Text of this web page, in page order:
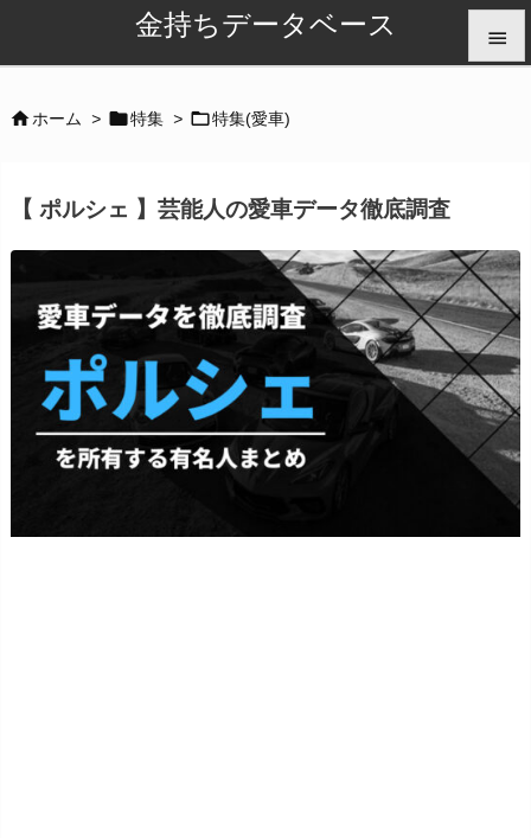
金持ちデータベース 

次へ

検索
ホーム > 特集 > 特集(愛車)
【 ポルシェ 】芸能人の愛車データ徹底調査